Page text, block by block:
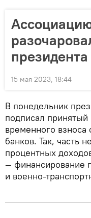
15 мая 2023, 18:44
В понедельник
подписал
временного взноса
банков. Так, часть
процентных
— финансирование
и военно-